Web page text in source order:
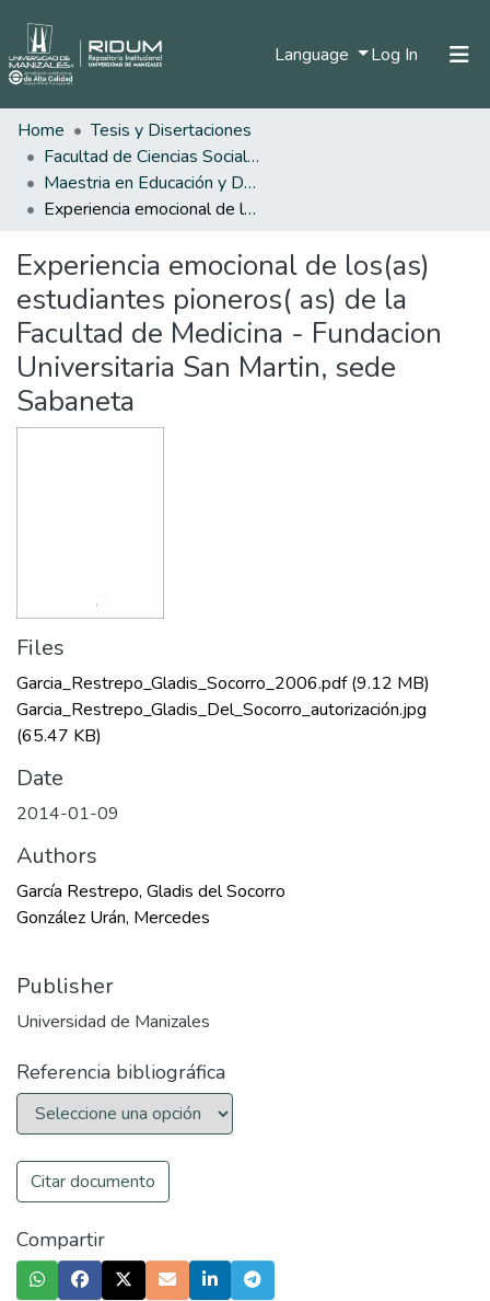
Language Log In (current)
Statistics
Home
Tesis y Disertaciones
Facultad de Ciencias Sociales y Humanas
Maestria en Educación y Desarrollo Humano
Experiencia emocional de los(as) estudiantes pioneros( as) de la Facultad de Medicina - Fundacion Universitaria San Martin, sede Sabaneta
Experiencia emocional de los(as)
estudiantes pioneros( as) de la
Facultad de Medicina - Fundacion
Universitaria San Martin, sede
Sabaneta
Files
Garcia_Restrepo_Gladis_Socorro_2006.pdf(9.12 MB)
Garcia_Restrepo_Gladis_Del_Socorro_autorización.jpg
(65.47 KB)
Date
2014-01-09
Authors
García Restrepo, Gladis del Socorro
González Urán, Mercedes
Publisher
Universidad de Manizales
Referencia bibliográfica
Citar documento
Compartir